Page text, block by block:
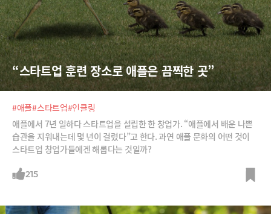
“스타트업 훈련 장소로 애플은 끔찍한 곳”
#애플#스타트업#인클링
애플에서 7년 일하다 스타트업을 설립한 한 창업가. “애플에서 배운 나쁜
습관을 지워내는데 몇 년이 걸렸다”고 한다. 과연 애플 문화의 어떤 것이
스타트업 창업가들에겐 해롭다는 것일까?
215